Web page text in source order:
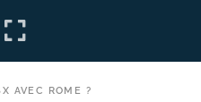
AVEC ROME ?